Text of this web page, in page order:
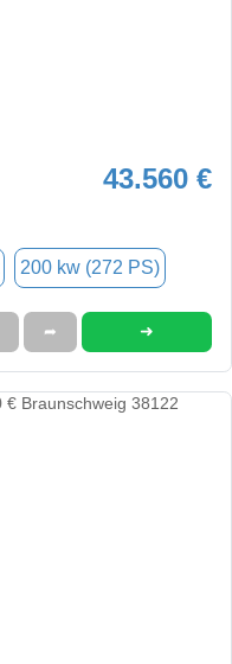
43.560 €
200 kw (272 PS)
➦ ➜